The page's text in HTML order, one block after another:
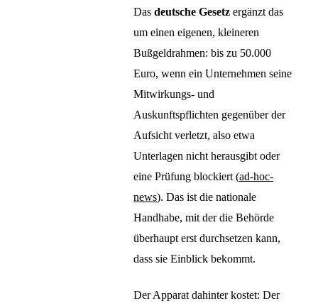
Das deutsche Gesetz ergänzt das
um einen eigenen, kleineren
Bußgeldrahmen: bis zu 50.000
Euro, wenn ein Unternehmen seine
Mitwirkungs- und
Auskunftspflichten gegenüber der
Aufsicht verletzt, also etwa
Unterlagen nicht herausgibt oder
eine Prüfung blockiert (ad-hoc-
news). Das ist die nationale
Handhabe, mit der die Behörde
überhaupt erst durchsetzen kann,
dass sie Einblick bekommt.
Der Apparat dahinter kostet: Der